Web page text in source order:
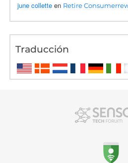
june collette en Retire
Traducción